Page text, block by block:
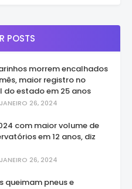
POSTS
morrem encalhados
maior registro no
estado em 25 anos
26, 2024
com maior volume de
em 12 anos, diz
26, 2024
queimam pneus e